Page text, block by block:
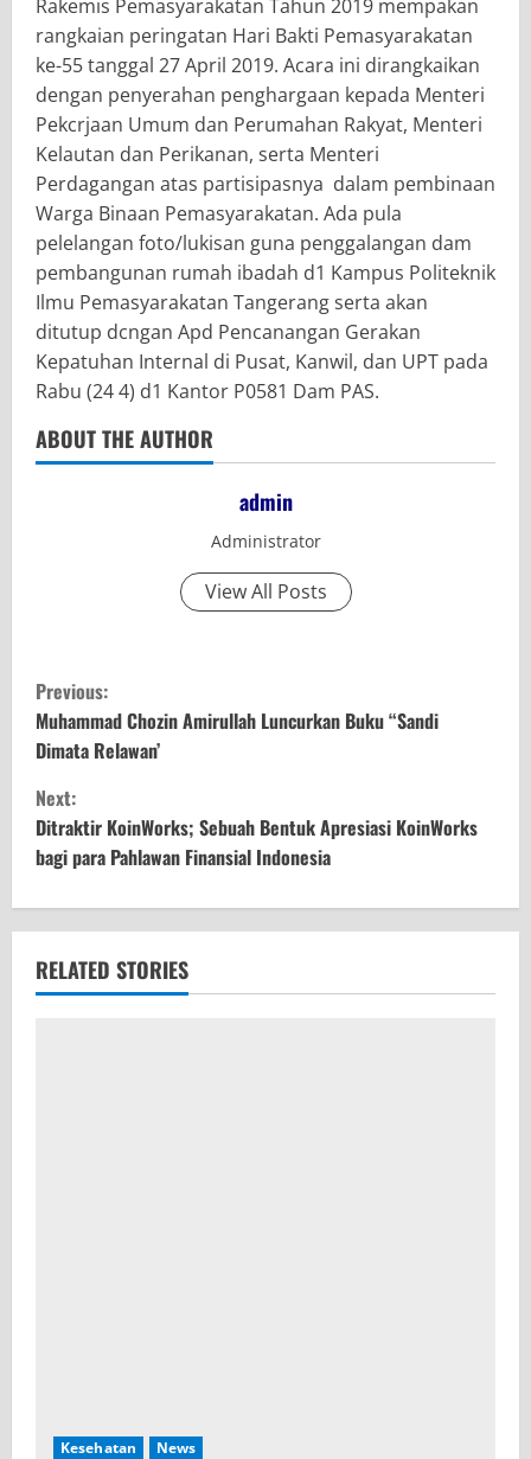
Rakemis Pemasyarakatan Tahun 2019 mempakan
rangkaian peringatan Hari Bakti Pemasyarakatan
ke-55 tanggal 27 April 2019. Acara ini dirangkaikan
dengan penyerahan penghargaan kepada Menteri
Pekcrjaan Umum dan Perumahan Rakyat, Menteri
Kelautan dan Perikanan, serta Menteri
Perdagangan atas partisipasnya dalam pembinaan
Warga Binaan Pemasyarakatan. Ada pula
pelelangan foto/lukisan guna penggalangan dam
pembangunan rumah ibadah d1 Kampus Politeknik
Ilmu Pemasyarakatan Tangerang serta akan
ditutup dcngan Apd Pencanangan Gerakan
Kepatuhan Internal di Pusat, Kanwil, dan UPT pada
Rabu (24 4) d1 Kantor P0581 Dam PAS.
ABOUT THE AUTHOR
admin
Administrator
View All Posts
C
o
n
t
i
n
u
Previous:
Muhammad Chozin Amirullah Luncurkan Buku “Sandi
Dimata Relawan’
Next:
Ditraktir KoinWorks; Sebuah Bentuk Apresiasi KoinWorks
bagi para Pahlawan Finansial Indonesia
RELATED STORIES
Kesehatan News